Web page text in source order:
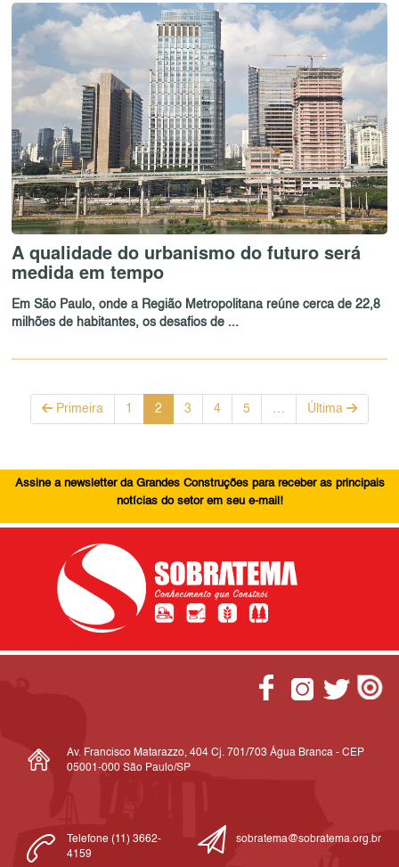
A qualidade do urbanismo do futuro será
medida em tempo
Em São Paulo, onde a Região Metropolitana reúne cerca de 22,8
milhões de habitantes, os desafios de ...
Primeira 1 2 3 4 5 … Última
Assine a newsletter da Grandes Construções para receber as principais
notícias do setor em seu e-mail!
Av. Francisco Matarazzo, 404 Cj. 701/703 Água Branca - CEP
05001-000 São Paulo/SP
Telefone (11) 3662-
4159
sobratema@sobratema.org.br